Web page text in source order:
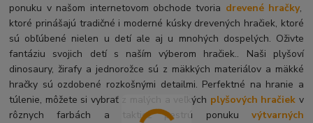
ponuku v našom internetovom obchode tvoria drevené hračky,
ktoré prinášajú tradičné i moderné kúsky drevených hračiek, ktoré
sú obľúbené nielen u detí ale aj u mnohých dospelých. Oživte
fantáziu svojich detí s naším výberom hračiek.. Naši plyšoví
dinosaury, žirafy a jednorožce sú z mäkkých materiálov a mäkké
hračky sú ozdobené rozkošnými detailmi. Perfektné na hranie a
túlenie, môžete si vybrať z malých a veľkých plyšových hračiek v
rôznych farbách a taktiež pestrú ponuku výtvarných